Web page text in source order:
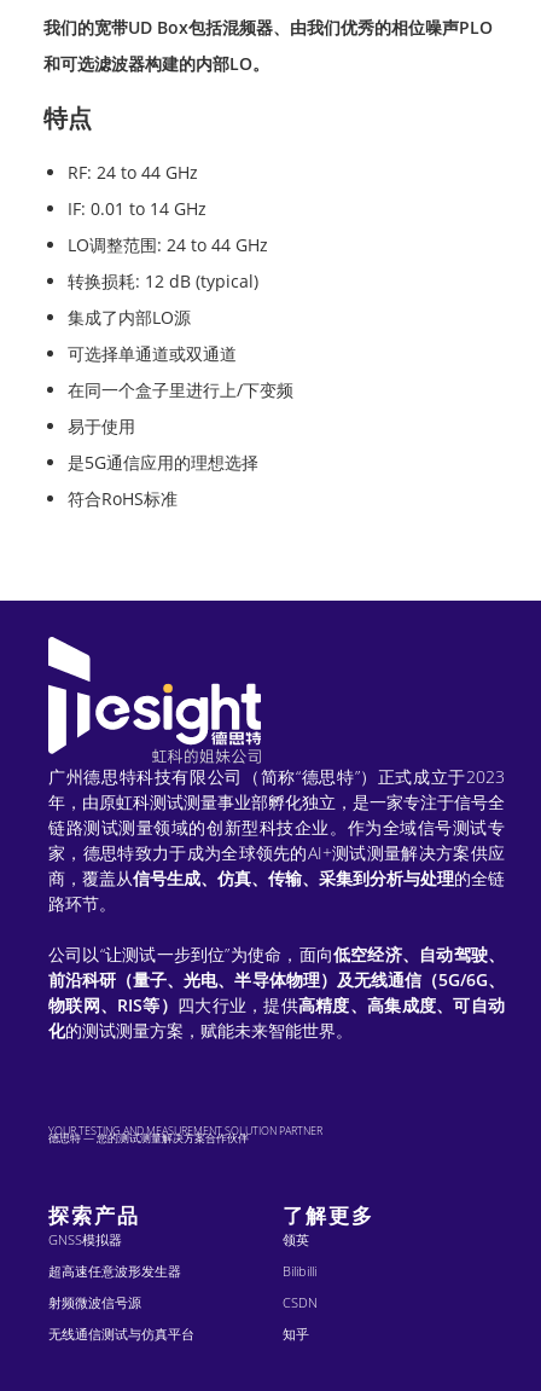
我们的宽带UD Box包括混频器、由我们优秀的相位噪声PLO
和可选滤波器构建的内部LO。
特点
RF: 24 to 44 GHz
IF: 0.01 to 14 GHz
LO调整范围: 24 to 44 GHz
转换损耗: 12 dB (typical)
集成了内部LO源
可选择单通道或双通道
在同一个盒子里进行上/下变频
易于使用
是5G通信应用的理想选择
符合RoHS标准
广州德思特科技有限公司（简称“德思特”）正式成立于2023
年，由原虹科测试测量事业部孵化独立，是一家专注于信号全
链路测试测量领域的创新型科技企业。作为全域信号测试专
家，德思特致力于成为全球领先的AI+测试测量解决方案供应
商，覆盖从信号生成、仿真、传输、采集到分析与处理的全链
路环节。
公司以“让测试一步到位”为使命，面向低空经济、自动驾驶、
前沿科研（量子、光电、半导体物理）及无线通信（5G/6G、
物联网、RIS等） 四大行业，提供高精度、高集成度、可自动
化的测试测量方案，赋能未来智能世界。
德思特 — 您的测试测量解决方案合作伙伴
YOUR TESTING AND MEASUREMENT SOLUTION PARTNER
探索产品
GNSS模拟器
超高速任意波形发生器
射频微波信号源
无线通信测试与仿真平台
了解更多
领英
Bilibilli
CSDN
知乎